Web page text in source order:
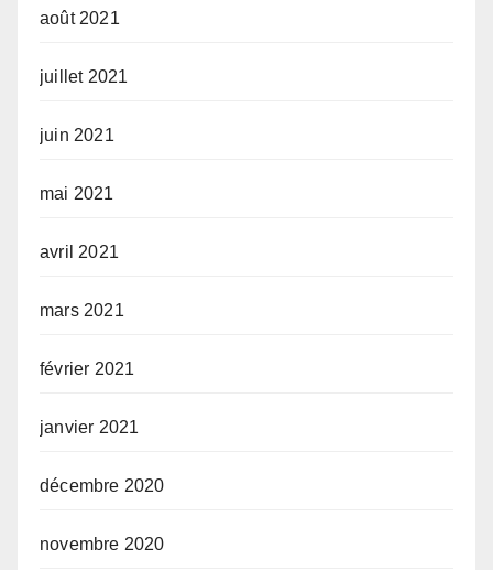
août 2021
juillet 2021
juin 2021
mai 2021
avril 2021
mars 2021
février 2021
janvier 2021
décembre 2020
novembre 2020